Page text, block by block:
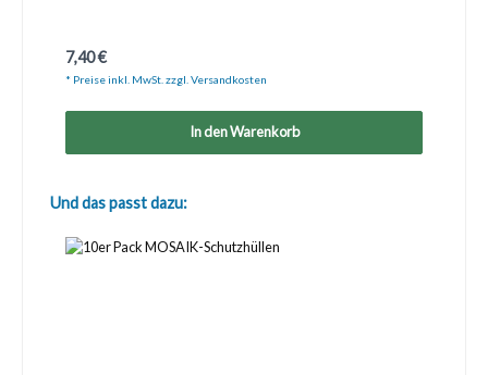
Regulärer Preis:
7,40 €
* Preise inkl. MwSt. zzgl. Versandkosten
In den Warenkorb
Produktgalerie überspringen
Und das passt dazu: